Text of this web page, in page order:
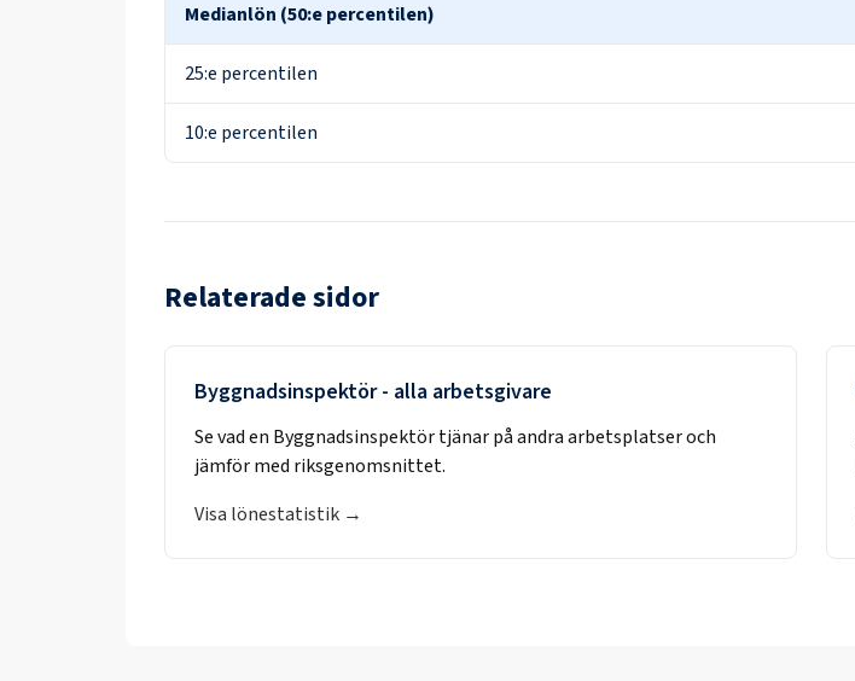
Medianlön (50:e percentilen)
25:e percentilen
10:e percentilen
Relaterade sidor
Byggnadsinspektör- alla arbetsgivare
Se vad en Byggnadsinspektörtjänar på andra arbetsplatser och
jämför med riksgenomsnittet.
Visa lönestatistik →